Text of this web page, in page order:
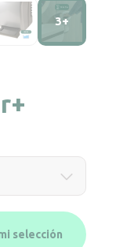
3+
selección